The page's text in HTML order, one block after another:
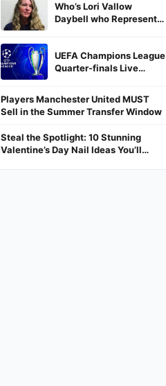
Burned in a Dumpster
Who’s Lori Vallow
Daybell who Represents
UEFA Champions League
Quarter-finals Live
And Where To Watch
Players Manchester United MUST
Sell in the Summer Transfer Window
Steal the Spotlight: 10 Stunning
Valentine’s Day Nail Ideas You’ll